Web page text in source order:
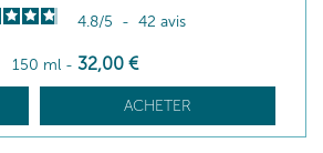
4.8/5 - 42 avis
150 ml - 32,00 €
ACHETER